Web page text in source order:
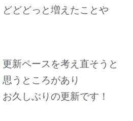
どどどっと増えたことや
更新ペースを考え直そうと
思うところがあり
お久しぶりの更新です！